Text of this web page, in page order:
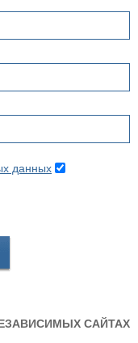
данных
САЙТАХ